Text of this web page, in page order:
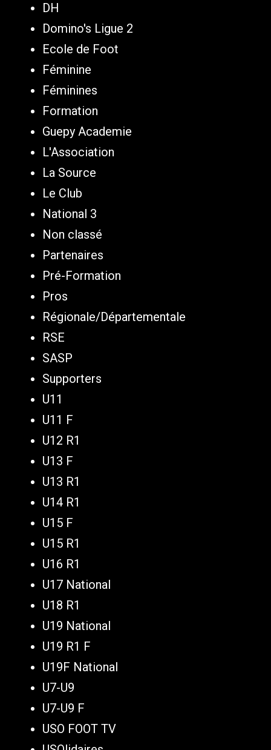
DH
Domino's Ligue 2
Ecole de Foot
Féminine
Féminines
Formation
Guepy Academie
L'Association
La Source
Le Club
National 3
Non classé
Partenaires
Pré-Formation
Pros
Régionale/Départementale
RSE
SASP
Supporters
U11
U11 F
U12 R1
U13 F
U13 R1
U14 R1
U15 F
U15 R1
U16 R1
U17 National
U18 R1
U19 National
U19 R1 F
U19F National
U7-U9
U7-U9 F
USO FOOT TV